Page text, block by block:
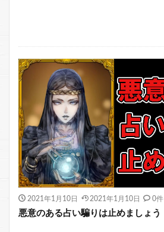
2021年1月10日 2021年1月10日 0件
悪意のある占い騙りは止めましょう